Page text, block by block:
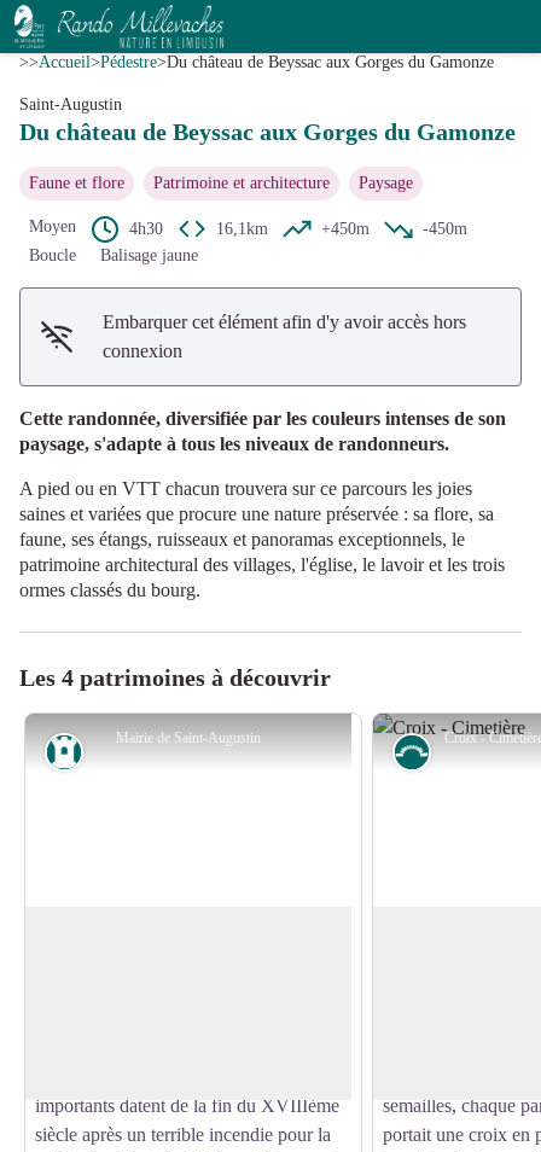
Du château de Beyssac aux Gorges du Gamonze
Mairie de Saint-Augustin
>>Accueil>Pédestre>Du château de Beyssac aux Gorges du Gamonze
Saint-Augustin
Du château de Beyssac aux Gorges du Gamonze
Faune et flore Patrimoine et architecture Paysage
Moyen 4h30 16,1km +450m
-450m
Boucle
Balisage jaune
Embarquer cet élément afin d'y avoir accès hors
connexion
Cette randonnée, diversifiée par les couleurs intenses de son
paysage, s'adapte à tous les niveaux de randonneurs.
A pied ou en VTT chacun trouvera sur ce parcours les joies
saines et variées que procure une nature préservée : sa flore, sa
faune, ses étangs, ruisseaux et panoramas exceptionnels, le
patrimoine architectural des villages, l'église, le lavoir et les trois
ormes classés du bourg.
Les 4 patrimoines à découvrir
Mairie de Saint-Augustin
Patrimoine
importants datent de la fin du XVIIIème
siècle après un terrible incendie pour la
Petit
semailles, chaque
portait une croix en